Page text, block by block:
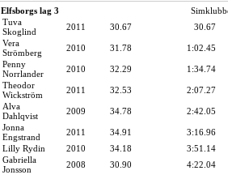
Elfsborgs lag 3
Tuva
Skoglind
2011 30.67
30.67
Vera
Strömberg
2010 31.78
1:02.45
Penny
Norrlander
2010 32.29
1:34.74
Theodor
Wickström
2011 32.53
2:07.27
Alva
Dahlqvist
2009 34.78
2:42.05
Jonna
Engstrand
2011 34.91
3:16.96
Lilly Rydin
2010 34.18
3:51.14
Gabriella
Jonsson
2008 30.90 4:22.04